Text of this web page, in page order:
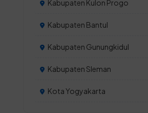
Kabupaten Kulon Progo
Kabupaten Bantul
Kabupaten Gunungkidul
Kabupaten Sleman
Kota Yogyakarta